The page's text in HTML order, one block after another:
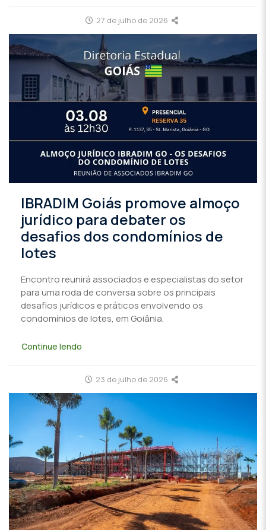
27 de julho de 2026
IBRADIM Goiás promove almoço
jurídico para debater os
desafios dos condomínios de
lotes
Encontro reunirá associados e especialistas do setor
para uma roda de conversa sobre os principais
desafios jurídicos e práticos envolvendo os
condomínios de lotes, em Goiânia.
Continue lendo
23 de julho de 2026